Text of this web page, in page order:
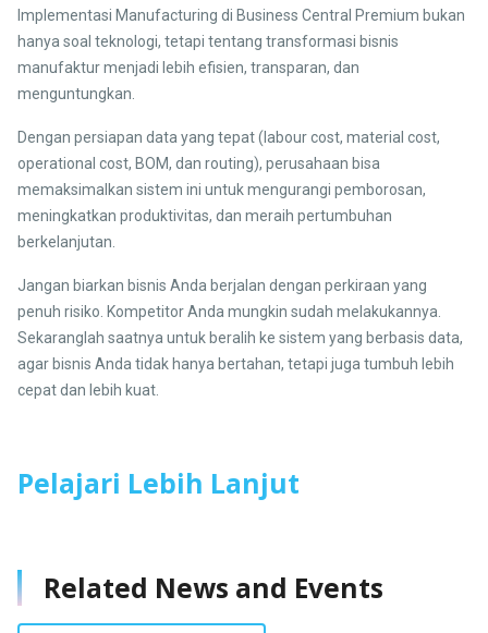
Implementasi Manufacturing di Business Central Premium bukan
hanya soal teknologi, tetapi tentang transformasi bisnis
manufaktur menjadi lebih efisien, transparan, dan
menguntungkan.
Dengan persiapan data yang tepat (labour cost, material cost,
operational cost, BOM, dan routing), perusahaan bisa
memaksimalkan sistem ini untuk mengurangi pemborosan,
meningkatkan produktivitas, dan meraih pertumbuhan
berkelanjutan.
Jangan biarkan bisnis Anda berjalan dengan perkiraan yang
penuh risiko. Kompetitor Anda mungkin sudah melakukannya.
Sekaranglah saatnya untuk beralih ke sistem yang berbasis data,
agar bisnis Anda tidak hanya bertahan, tetapi juga tumbuh lebih
cepat dan lebih kuat.
Pelajari Lebih Lanjut
Related News and Events